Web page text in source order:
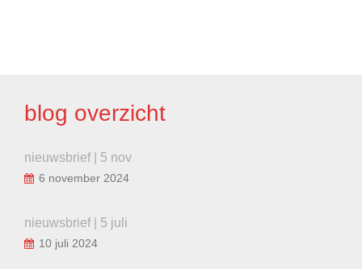
blog overzicht
nieuwsbrief | 5 nov
6 november 2024
nieuwsbrief | 5 juli
10 juli 2024